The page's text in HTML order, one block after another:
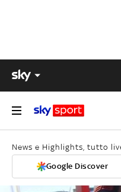
News e Highlights, tutto
Google Discover